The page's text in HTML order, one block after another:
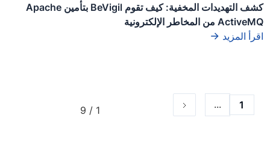
كشف التهديدات المخفية: كيف تقوم BeVigil بتأمين Apache
ActiveMQ من المخاطر الإلكترونية
اقرأ المزيد
1
...
1 / 9